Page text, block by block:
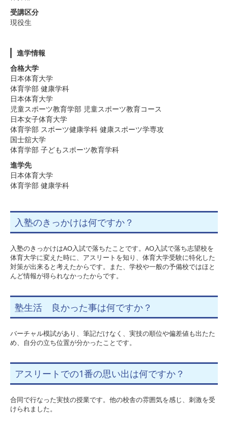
受講区分
現役生
進学情報
合格大学
日本体育大学
体育学部 健康学科
日本体育大学
児童スポーツ教育学部 児童スポーツ教育コース
日本女子体育大学
体育学部 スポーツ健康学科 健康スポーツ学専攻
国士舘大学
体育学部 子どもスポーツ教育学科
進学先
日本体育大学
体育学部 健康学科
入塾のきっかけは何ですか？
入塾のきっかけはAO入試で落ちたことです。AO入試で落ち志望校を
体育大学に変えた時に、アスリートを知り、体育大学受験に特化した
対策が出来ると考えたからです。また、学校や一般の予備校ではほと
んど情報が得られなかったからです。
塾生活 良かった事は何ですか？
バーチャル模試があり、筆記だけなく、実技の順位や偏差値も出たた
め、自分の立ち位置が分かったことです。
アスリートでの1番の思い出は何ですか？
合同で行なった実技の授業です。他の校舎の雰囲気を感じ、刺激を受
けられました。